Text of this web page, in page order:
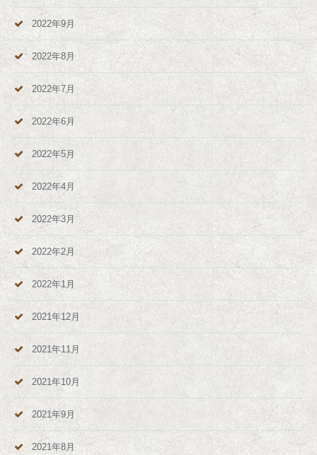
2022年9月
2022年8月
2022年7月
2022年6月
2022年5月
2022年4月
2022年3月
2022年2月
2022年1月
2021年12月
2021年11月
2021年10月
2021年9月
2021年8月